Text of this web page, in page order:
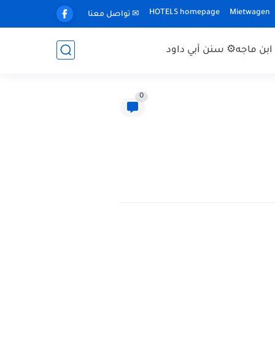
Mietwagen
HOTELS homepage ✉ تواصل معنا
ماجه⚙ سنن أبي داود
0